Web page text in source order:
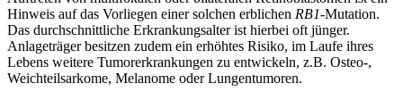
Hinweis auf das Vorliegen einer solchen erblichen RB1-Mutation.
Das durchschnittliche Erkrankungsalter ist hierbei oft jünger.
Anlageträger besitzen zudem ein erhöhtes Risiko, im Laufe ihres
Lebens weitere Tumorerkrankungen zu entwickeln, z.B. Osteo-,
Weichteilsarkome, Melanome oder Lungentumoren.